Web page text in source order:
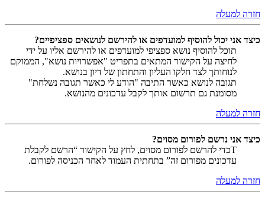
חזרה למעלה
כיצד אני יכול להוסיף למועדפים או להירשם לנושאים ספציפיים?
תוכל להוסיף נושא ספציפי למועדפים או להירשם אליו על ידי
לחיצה על הקישור המתאים בתפריט "אפשרויות נושא", הממוקם
לנוחותך לצד חלקו העליון והתחתון של דיון בנושא.
תגובה לנושא כאשר התיבה "הודע לי כאשר תגובה נשלחת"
מסומנת גם תרשום אותך לקבל עדכונים מהנושא.
חזרה למעלה
כיצד אני נרשם לפורום מסוים?
Tכדי להרשם לפורום מסוים, לחץ על הקישור “הרשם לקבלת
עדכונים מפורום זה” בתחתית העמוד לאחר הכניסה לפורום.
חזרה למעלה